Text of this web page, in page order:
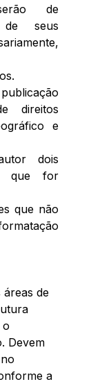
de
de seus
direitos
e
dois
que for
que não
áreas de
Devem
a